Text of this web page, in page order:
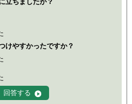
けやすかったですか？